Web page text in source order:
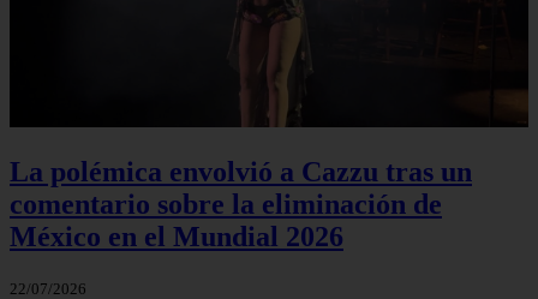
La polémica envolvió a Cazzu tras un
comentario sobre la eliminación de
México en el Mundial 2026
22/07/2026